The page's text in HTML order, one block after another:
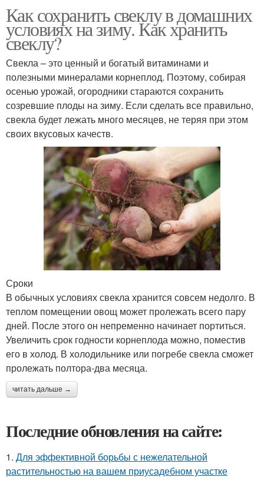
Как сохранить свеклу в домашних
условиях на зиму. Как хранить
свеклу?
Свекла – это ценный и богатый витаминами и
полезными минералами корнеплод. Поэтому, собирая
осенью урожай, огородники стараются сохранить
созревшие плоды на зиму. Если сделать все правильно,
свекла будет лежать много месяцев, не теряя при этом
своих вкусовых качеств.
Сроки
В обычных условиях свекла хранится совсем недолго. В
теплом помещении овощ может пролежать всего пару
дней. После этого он непременно начинает портиться.
Увеличить срок годности корнеплода можно, поместив
его в холод. В холодильнике или погребе свекла сможет
пролежать полтора-два месяца.
читать дальше →
Последние обновления на сайте:
1. Для эффективной борьбы с нежелательной
растительностью на вашем приусадебном участке